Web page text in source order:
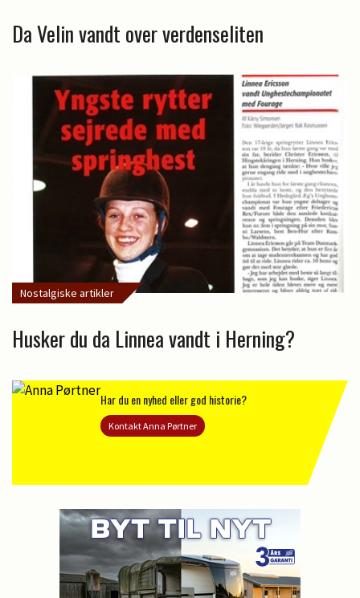
Da Velin vandt over verdenseliten
Nostalgiske artikler
Husker du da Linnea vandt i Herning?
Har du en nyhed eller god historie?
Kontakt Anna Pørtner